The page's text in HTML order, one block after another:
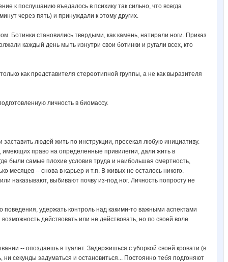
к послушанию въедалось в психику так сильно, что всегда
через пять) и принуждали к этому других.
Ботинки становились твердыми, как камень, натирали ноги. Приказ
каждый день мыть изнутри свои ботинки и ругали всех, кто
как представителя стереотипной группы, а не как выразителя
личность в биомассу.
людей жить по инструкции, пресекая любую инициативу.
имеющих право на определенные привилегии, дали жить в
были самые плохие условия труда и наибольшая смертность,
месяцев -- снова в карьер и т.п. В живых не осталось никого.
наказывают, выбивают почву из-под ног. Личность попросту не
поведения, удержать контроль над какими-то важными аспектами
действовать или не действовать, но по своей воле
-- опоздаешь в туалет. Задержишься с уборкой своей кровати (в
секунды задуматься и остановиться... Постоянно тебя подгоняют